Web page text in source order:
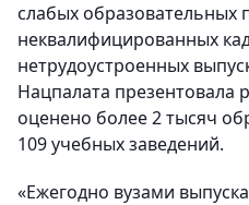
слабых образовательных
неквалифицированных
нетрудоустроенных
Нацпалата презентовала
оценено более 2 тысяч
109 учебных заведений.
«Ежегодно вузами